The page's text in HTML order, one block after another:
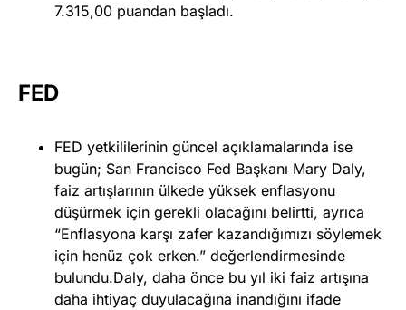
7.315,00 puandan başladı.
FED
FED yetkililerinin güncel açıklamalarında ise
bugün; San Francisco Fed Başkanı Mary Daly,
faiz artışlarının ülkede yüksek enflasyonu
düşürmek için gerekli olacağını belirtti, ayrıca
“Enflasyona karşı zafer kazandığımızı söylemek
için henüz çok erken.” değerlendirmesinde
bulundu.Daly, daha önce bu yıl iki faiz artışına
daha ihtiyaç duyulacağına inandığını ifade